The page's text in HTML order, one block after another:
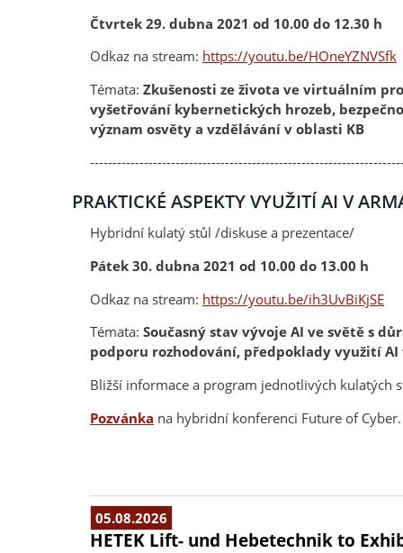
Čtvrtek 29. dubna 2021 od 10.00 do 12.30 h
Odkaz na stream: https://youtu.be/HOneYZNVSfk
Témata: Zkušenosti ze života ve virtuálním
vyšetřování kybernetických hrozeb,
význam osvěty a vzdělávání v oblasti KB
PRAKTICKÉ ASPEKTY VYUŽITÍ AI V
Hybridní kulatý stůl /diskuse a prezentace/
Pátek 30. dubna 2021 od 10.00 do 13.00 h
Odkaz na stream: https://youtu.be/ih3UvBiKjSE
Témata: Současný stav vývoje AI ve světě s
podporu rozhodování, předpoklady využití
Bližší informace a program jednotlivých kulatých
Pozvánka na hybridní konferenci Future of Cyber.
05.08.2026
HETEK Lift- und Hebetechnik to